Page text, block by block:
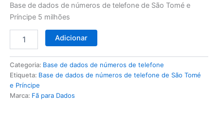
Base de dados de números de telefone de São Tomé e
Príncipe 5 milhões
Adicionar
Categoria: Base de dados de números de telefone
Etiqueta: Base de dados de números de telefone de São Tomé
e Príncipe
Marca: Fã para Dados